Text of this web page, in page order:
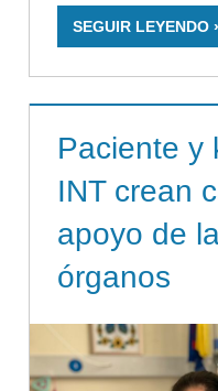
SEGUIR LEYENDO
Paciente y
INT crean
apoyo de
órganos